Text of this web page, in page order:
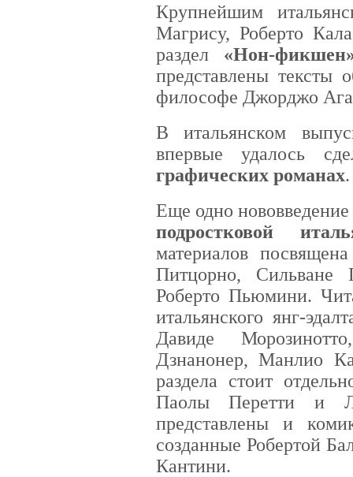
Крупнейшим
Магрису, Роберто
раздел «Нон-
представлены тексты
философе Джорджо
В итальянском
впервые удалось
графических романах.
Еще одно
подростковой
материалов
Питцорно, Сильване
Роберто Пьюмини.
итальянского янг-
Давиде
Дзнанонер, Манлио
раздела стоит
Паолы Перетти и
представлены и
созданные Робертой
Кантини.